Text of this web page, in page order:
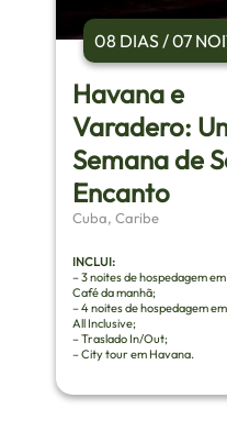
08 DIAS / 07
Havana e
Varadero:
Semana de
Encanto
Cuba, Caribe
INCLUI:
– 3 noites de hospedagem
Café da manhã;
– 4 noites de hospedagem
All Inclusive;
– Traslado In/Out;
– City tour em Havana.